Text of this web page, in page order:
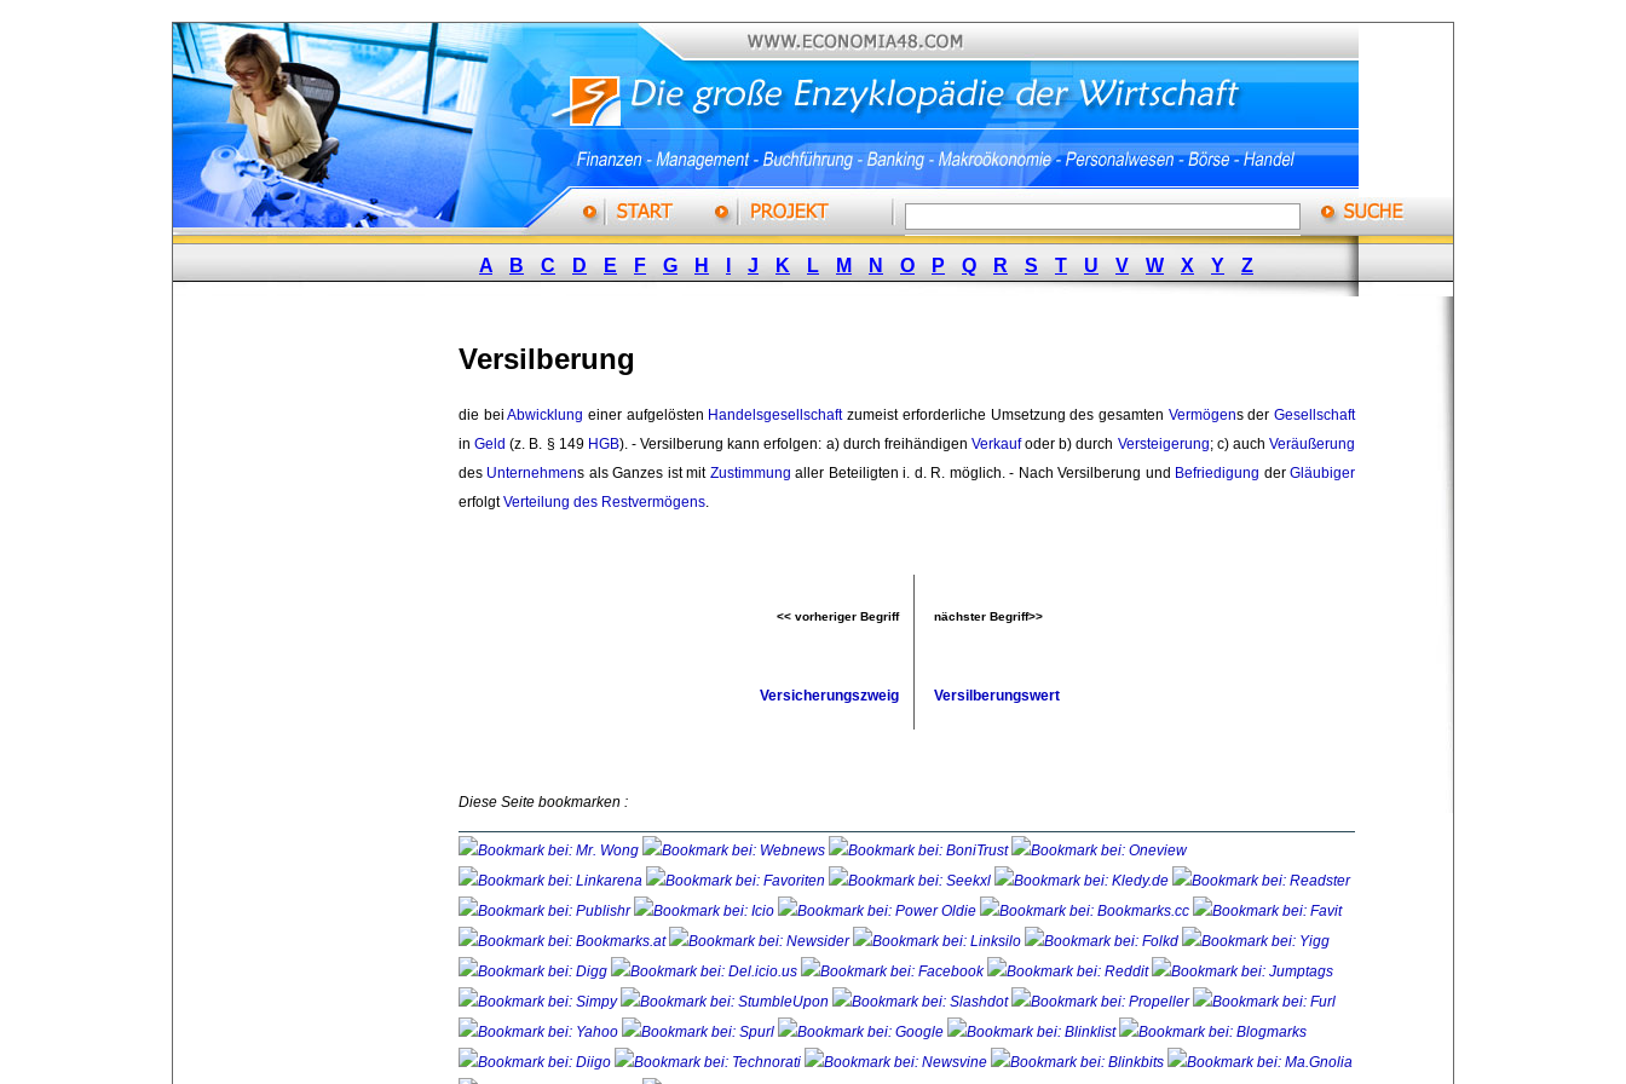
A B C D E F G H J K L M N O P Q R S T U V W X Y Z
Versilberung
die bei Abwicklung einer aufgelösten Handelsgesellschaftzumeist erforderliche Umsetzung des gesamten Vermögens derGesellschaft
in Geld (z. B. § 149 HGB). - Versilberung kann erfolgen: a) durch freihändigenVerkaufoder b) durch Versteigerung; c) auchVeräußerung
des Unternehmens als Ganzes ist mit Zustimmung aller Beteiligten i. d. R. möglich. - Nach Versilberung und Befriedigung der Gläubiger
erfolgt Verteilung des Restvermögens.
<< vorheriger Begriff nächster Begriff>>
Versicherungszweig Versilberungswert
Diese Seite bookmarken :